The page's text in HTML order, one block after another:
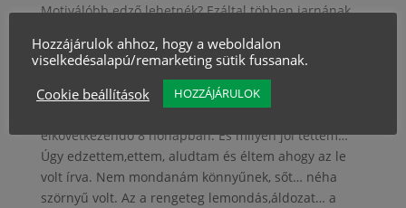
Motiválóbb edző lehetnék? Ezáltal többen jarnának
Vaciláltam… aztán végül március elején felkerestünk
egy nálam sokkal jártasabb embert ebben a
témában.
elkövetkezendő 8 hónapban. És milyen jól tettem…
Úgy edzettem,ettem, aludtam és éltem ahogy az le
volt írva. Nem mondanám könnyűnek, sőt… néha
szörnyű volt. Az a rengeteg lemondás,áldozat… a
Hozzájárulok ahhoz, hogy a weboldalon
viselkedésalapú/remarketing sütik fussanak.
Cookie beállítások
HOZZÁJÁRULOK